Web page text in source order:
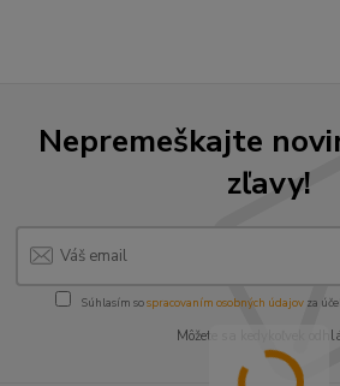
Nepremeškajte
zľavy!
Súhlasím sospracovaním osobných údajov za
Môžete sa kedykoľvek